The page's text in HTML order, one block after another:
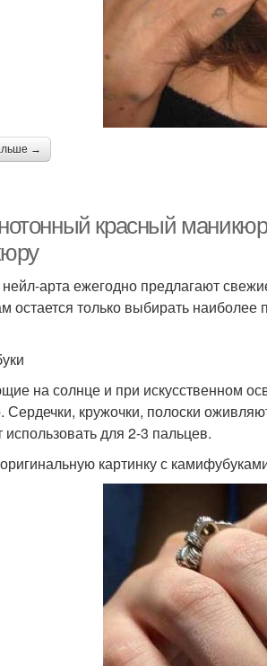
→
красный
арта ежегодно предлагают
остается только выбирать
на солнце и при искусственном
Сердечки, кружочки, полоски
использовать для 2-3 пальцев.
картинку с